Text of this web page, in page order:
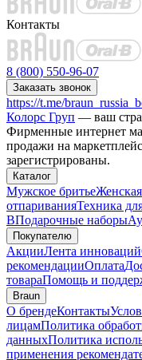
Контакты
8 (800) 550-96-07
Заказать звонок
https://t.me/
Колорс Груп — ваш
Фирменные интернет
продажи на
зарегистрированы.
Каталог
Мужское бритье
отпариванияТехника
BПодарочные наборы
Покупателю
АкцииЛента инноваций
рекомендацииОплата
товараПомощь и
Braun
О брендеКонтакты
лицамПолитика
данныхПолитика
применения